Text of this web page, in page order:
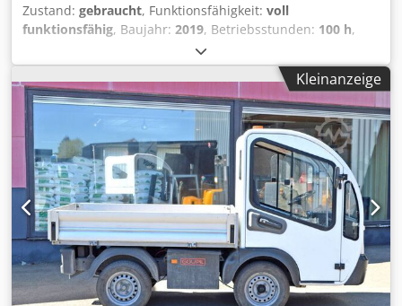
Zustand: gebraucht, Funktionsfähigkeit: voll
funktionsfähig, Baujahr: 2019, Betriebsstunden: 100 h,
, Kraftstofftyp:
1.100 kg, Gesamtlänge:1.670 mm, Antriebsart:Elektro,
Baubreite:1.100 mm, Schlepper Masttyp: Keiner Zustand
Technisch: gut Bereifung vorne Typ: Superelastik
Bereifung vorne Zustand: 80 - 100% Bereifung hinten Typ:
Superelastik Bereifung hinten Zustand: 80 - 100% Batterie
Volt: 48V Batterie Ah: 375Ah Batterie Baujahr: 2019
Arbeitsscheinwerfer hinten, Arbeitsscheinwerfer vorn,
Dachabdeckung, Frontscheibe, Halbkabine,
Impulssteuerung, Csdpfxjwt U Rkj Apvjrf
Kleinanzeige